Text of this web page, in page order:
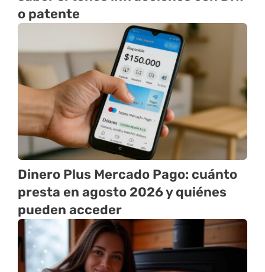
o patente
Dinero Plus Mercado Pago: cuánto
presta en agosto 2026 y quiénes
pueden acceder